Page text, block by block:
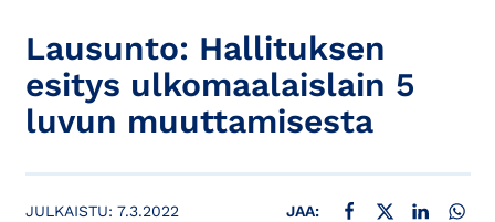
Lausunto: Hallituksen
esitys ulkomaalaislain 5
luvun muuttamisesta
JULKAISTU: 7.3.2022 JAA: JAA FACEBOOKISSA
JAA X:SSÄ JAA